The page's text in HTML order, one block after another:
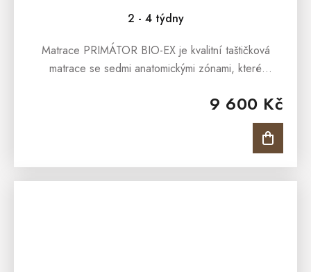
2 - 4 týdny
9 600 Kč
Matrace PRIMÁTOR BIO-EX je kvalitní taštičková
matrace se sedmi anatomickými zónami, které
PRIMÁTOR BIO-EX je opatřena lehce...